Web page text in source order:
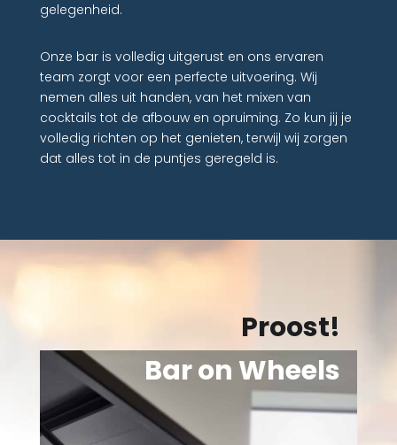
gelegenheid.
Onze bar is volledig uitgerust en ons ervaren
team zorgt voor een perfecte uitvoering. Wij
nemen alles uit handen, van het mixen van
cocktails tot de afbouw en opruiming. Zo kun jij je
volledig richten op het genieten, terwijl wij zorgen
dat alles tot in de puntjes geregeld is.
Proost!
Bar on Wheels